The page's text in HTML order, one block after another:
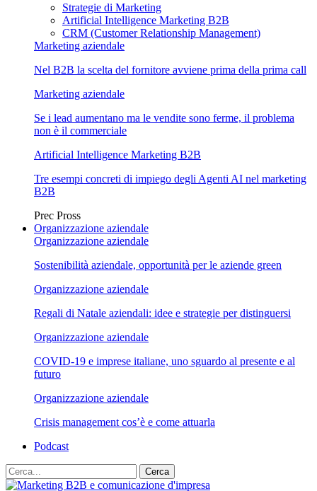
Strategie di Marketing
Artificial Intelligence Marketing B2B
CRM (Customer Relationship Management)
Marketing aziendale
Nel B2B la scelta del fornitore avviene prima della prima call
Marketing aziendale
Se i lead aumentano ma le vendite sono ferme, il problema
non è il commerciale
Artificial Intelligence Marketing B2B
Tre esempi concreti di impiego degli Agenti AI nel marketing
B2B
Prec Pross
Organizzazione aziendale
Organizzazione aziendale
Sostenibilità aziendale, opportunità per le aziende green
Organizzazione aziendale
Regali di Natale aziendali: idee e strategie per distinguersi
Organizzazione aziendale
COVID-19 e imprese italiane, uno sguardo al presente e al
futuro
Organizzazione aziendale
Crisis management cos’è e come attuarla
Podcast